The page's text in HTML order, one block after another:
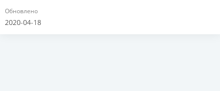
Обновлено
2020-04-18